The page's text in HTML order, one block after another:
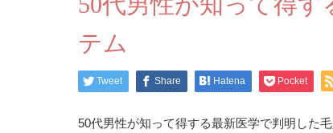
テム
Tweet Share Hatena Pocket
50代男性が知って得する最新医学で判明した